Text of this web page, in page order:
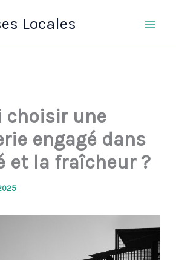
Locales
choisir une
engagé dans
et la fraîcheur ?